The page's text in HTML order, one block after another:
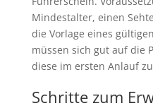
Mindestalter, einen
die Vorlage eines
müssen sich gut auf die
diese im ersten Anlauf
Schritte zum